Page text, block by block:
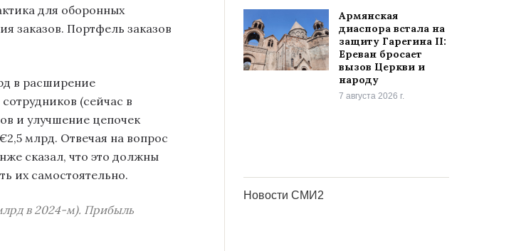
для оборонных
заказов. Портфель заказов
в расширение
(сейчас в
и улучшение цепочек
млрд. Отвечая на вопрос
сказал, что это должны
их самостоятельно.
в 2024-м). Прибыль
Армянская
диаспора встала на
защиту Гарегина II:
Ереван бросает
вызов Церкви и
народу
7 августа 2026 г.